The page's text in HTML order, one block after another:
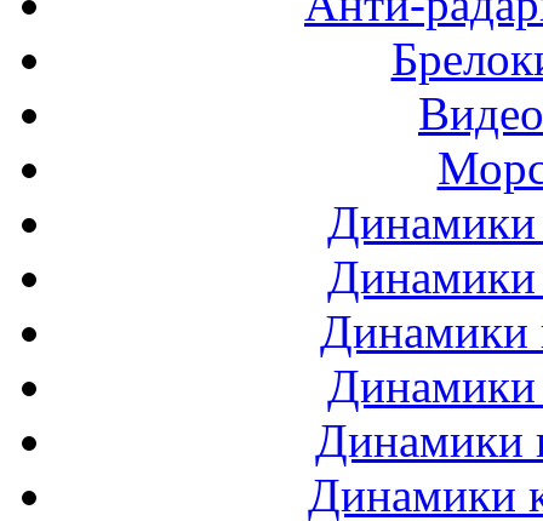
Динамики
Динамики
Динамики
Динамики
Динамики
Динамики